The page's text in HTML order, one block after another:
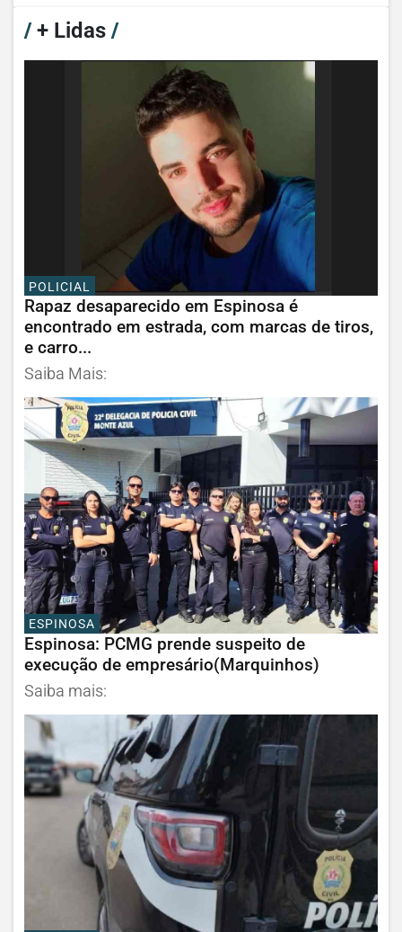
/+ Lidas /
POLICIAL
Rapaz desaparecido em Espinosa é
encontrado em estrada, com marcas de tiros,
e carro...
Saiba Mais:
ESPINOSA
Espinosa: PCMG prende suspeito de
execução de empresário(Marquinhos)
Saiba mais: